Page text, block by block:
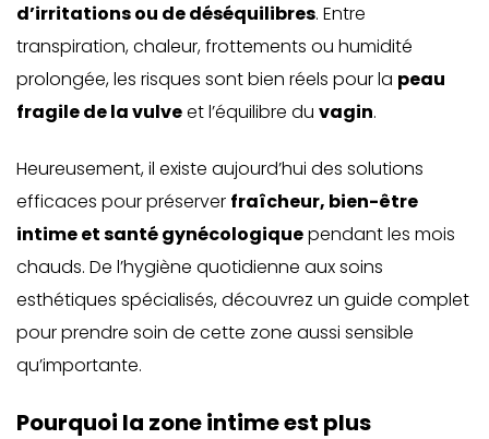
d’irritations ou de déséquilibres. Entre
transpiration, chaleur, frottements ou humidité
prolongée, les risques sont bien réels pour la peau
fragile de la vulveet l’équilibre du vagin.
Heureusement, il existe aujourd’hui des solutions
efficaces pour préserver fraîcheur, bien-être
intime et santé gynécologiquependant les mois
chauds. De l’hygiène quotidienne aux soins
esthétiques spécialisés, découvrez un guide complet
pour prendre soin de cette zone aussi sensible
qu’importante.
Pourquoi la zone intime est plus